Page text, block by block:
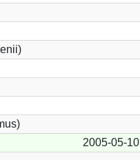
2005-05-10